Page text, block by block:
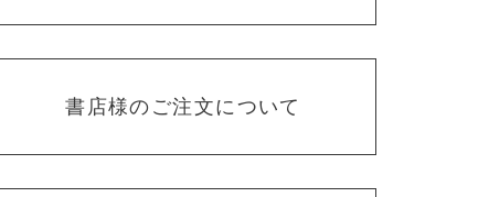
書店様のご注文について